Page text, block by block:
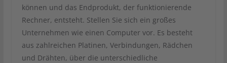
können und das Endprodukt, der funktionierende
Rechner, entsteht. Stellen Sie sich ein großes
Unternehmen wie einen Computer vor. Es besteht
aus zahlreichen Platinen, Verbindungen, Rädchen
und Drähten, über die unterschiedliche